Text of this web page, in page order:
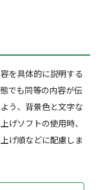
を具体的に説明する
でも同等の内容が伝
う、背景色と文字な
げソフトの使用時、
げ順などに配慮しま